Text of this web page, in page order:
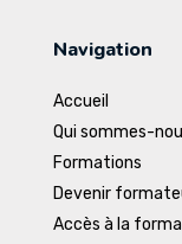
Navigation
Accueil
Qui sommes-
Formations
Devenir
Accès à la